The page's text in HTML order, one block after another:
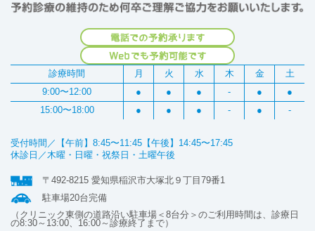
診療時間 月 火 水 木 金
土
9:00〜12:00
● ● ● - ●
●
15:00〜18:00
● ● ● - ● -
受付時間／【午前】8:45〜11:45【午後】14:45〜17:45
休診日／木曜・日曜・祝祭日・土曜午後
〒492-8215 愛知県稲沢市大塚北９丁目79番1
駐車場20台完備
（クリニック東側の道路沿い駐車場＜8台分＞のご利用時間は、診療日
の8:30～13:00、16:00～診療終了まで）